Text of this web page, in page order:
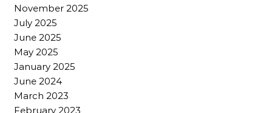
November 2025
July 2025
June 2025
May 2025
January 2025
June 2024
March 2023
February 2023